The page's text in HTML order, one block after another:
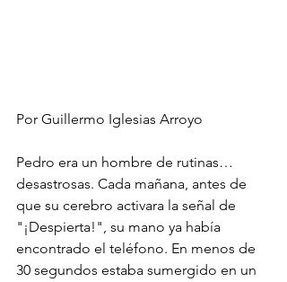
Por Guillermo Iglesias Arroyo
Pedro era un hombre de rutinas…
desastrosas. Cada mañana, antes de
que su cerebro activara la señal de
"¡Despierta!", su mano ya había
encontrado el teléfono. En menos de
30 segundos estaba sumergido en un